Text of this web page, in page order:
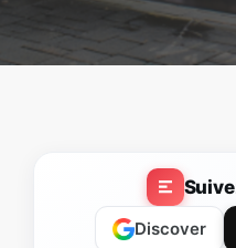
Discover